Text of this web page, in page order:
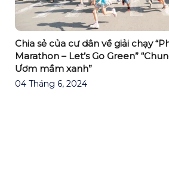
Chia sẻ của cư dân về giải chạy
Marathon – Let’s Go Green”
Ươm mầm xanh”
04 Tháng 6, 2024